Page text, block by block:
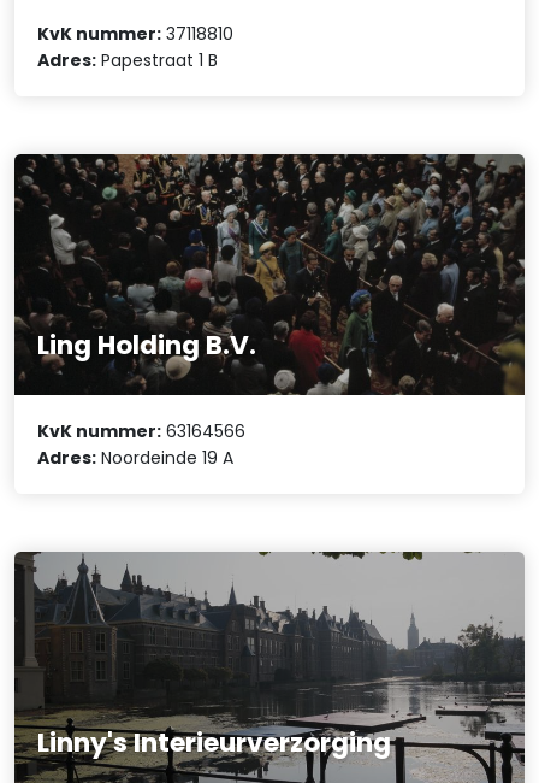
KvK nummer: 37118810
Adres: Papestraat 1 B
Ling Holding B.V.
KvK nummer: 63164566
Adres: Noordeinde 19 A
Linny's Interieurverzorging